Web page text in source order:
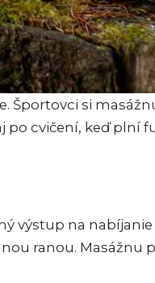
si
cvičení, keď plní
na nabíjanie
ranou. Masážnu